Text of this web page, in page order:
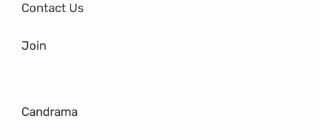
Contact Us
Join
Candrama